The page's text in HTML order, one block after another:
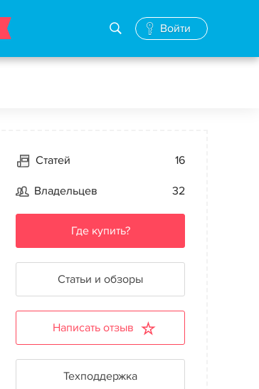
Войти
Статей 16
Владельцев 32
Где купить?
Статьи и обзоры
Написать отзыв
Техподдержка